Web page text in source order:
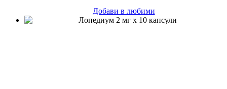
Добави в любими